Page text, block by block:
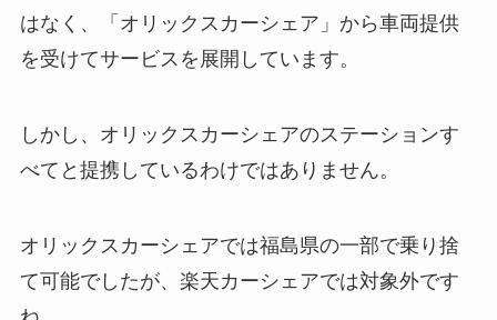
はなく、「オリックスカーシェア」から車両提供
を受けてサービスを展開しています。
しかし、オリックスカーシェアのステーションす
べてと提携しているわけではありません。
オリックスカーシェアでは福島県の一部で乗り捨
て可能でしたが、楽天カーシェアでは対象外です